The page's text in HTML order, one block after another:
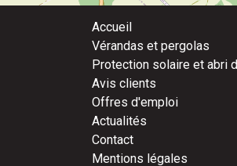
Accueil
Vérandas et pergolas
Protection solaire et abri
Avis clients
Offres d'emploi
Actualités
Contact
Mentions légales